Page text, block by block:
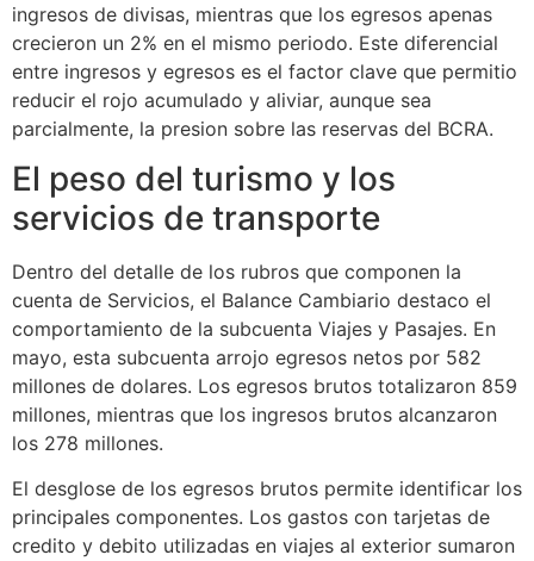
ingresos de divisas, mientras que los egresos apenas
crecieron un 2% en el mismo periodo. Este diferencial
entre ingresos y egresos es el factor clave que permitio
reducir el rojo acumulado y aliviar, aunque sea
parcialmente, la presion sobre las reservas del BCRA.
El peso del turismo y los
servicios de transporte
Dentro del detalle de los rubros que componen la
cuenta de Servicios, el Balance Cambiario destaco el
comportamiento de la subcuenta Viajes y Pasajes. En
mayo, esta subcuenta arrojo egresos netos por 582
millones de dolares. Los egresos brutos totalizaron 859
millones, mientras que los ingresos brutos alcanzaron
los 278 millones.
El desglose de los egresos brutos permite identificar los
principales componentes. Los gastos con tarjetas de
credito y debito utilizadas en viajes al exterior sumaron